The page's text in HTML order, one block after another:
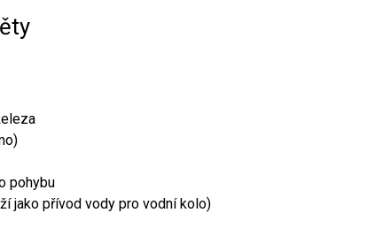
pohybu
jako přívod vody pro vodní kolo)